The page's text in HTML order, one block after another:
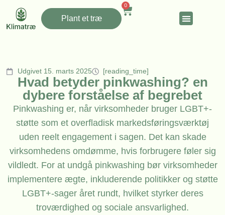
Plant et træ
0
Udgivet 15. marts 2025 [reading_time]
Hvad betyder pinkwashing? en
dybere forståelse af begrebet
Pinkwashing er, når virksomheder bruger LGBT+-
støtte som et overfladisk markedsføringsværktøj
uden reelt engagement i sagen. Det kan skade
virksomhedens omdømme, hvis forbrugere føler sig
vildledt. For at undgå pinkwashing bør virksomheder
implementere ægte, inkluderende politikker og støtte
LGBT+-sager året rundt, hvilket styrker deres
troværdighed og sociale ansvarlighed.